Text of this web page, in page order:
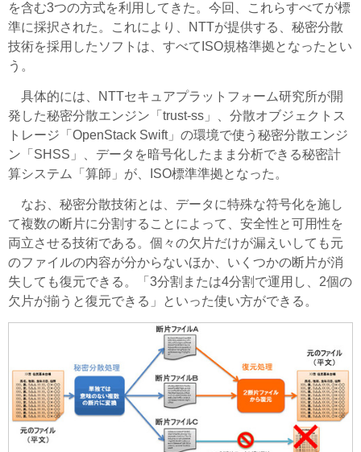
を含む3つの方式を利用してきた。今回、これらすべてが標
準に採択された。これにより、NTTが提供する、秘密分散
技術を採用したソフトは、すべてISO規格準拠となったとい
う。
具体的には、NTTセキュアプラットフォーム研究所が開
発した秘密分散エンジン「trust-ss」、分散オブジェクトス
トレージ「OpenStack Swift」の環境で使う秘密分散エンジ
ン「SHSS」、データを暗号化したまま分析できる秘密計
算システム「算師」が、ISO標準準拠となった。
なお、秘密分散技術とは、データに特殊な符号化を施し
て複数の断片に分割することによって、安全性と可用性を
両立させる技術である。個々の欠片だけが漏えいしても元
のファイルの内容が分からないほか、いくつかの断片が消
失しても復元できる。「3分割または4分割で運用し、2個の
欠片が揃うと復元できる」といった使い方ができる。